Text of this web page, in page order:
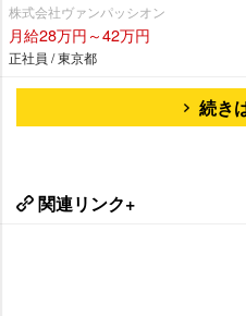
株式会社ヴァンパッシオン
月給28万円～42万円
正社員 / 東京都
続き
関連リンク+